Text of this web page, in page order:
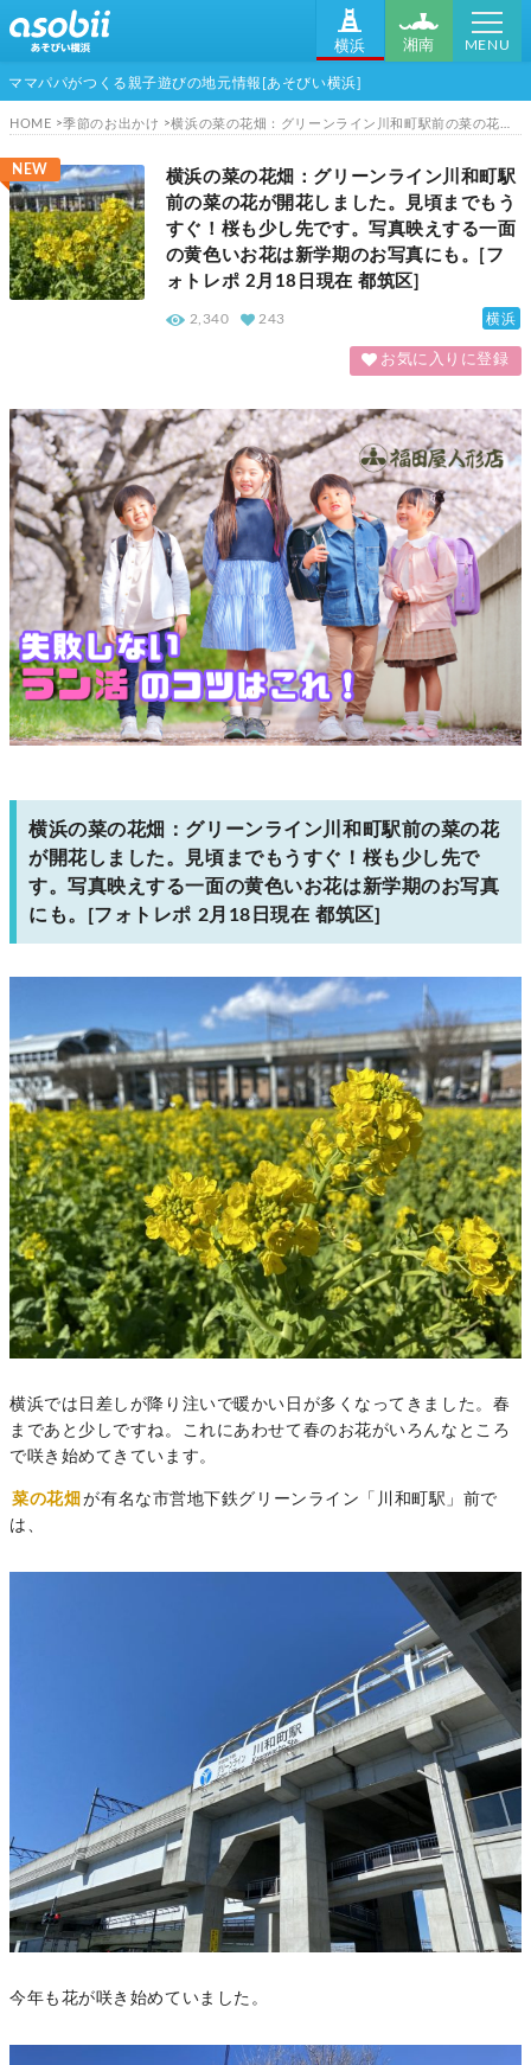
横浜 湘南 MENU
ママパパがつくる親子遊びの地元情報[あそびい横浜]
HOME 季節のお出かけ 横浜の菜の花畑：グリーンライン川和町駅前の菜の花が開花しました。見頃までもうすぐ！桜も少し先です。写真映えする一面の黄色いお花は新学期のお写真にも。[フォトレポ 2月18日現在 都筑区]
NEW
横浜の菜の花畑：グリーンライン川和町駅
前の菜の花が開花しました。見頃までもう
すぐ！桜も少し先です。写真映えする一面
の黄色いお花は新学期のお写真にも。[フ
ォトレポ 2月18日現在 都筑区]
横浜
2,340 243
お気に入りに登録
横浜の菜の花畑：グリーンライン川和町駅前の菜の花
が開花しました。見頃までもうすぐ！桜も少し先で
す。写真映えする一面の黄色いお花は新学期のお写真
にも。[フォトレポ 2月18日現在 都筑区]
横浜では日差しが降り注いで暖かい日が多くなってきました。春
まであと少しですね。これにあわせて春のお花がいろんなところ
で咲き始めてきています。
菜の花畑 が有名な市営地下鉄グリーンライン「川和町駅」前で
は、
今年も花が咲き始めていました。